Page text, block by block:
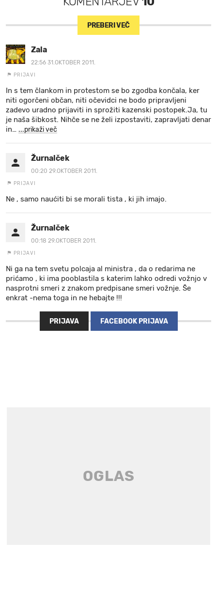
PREBERI VEČ
Zala
22:56 31.OKTOBER 2011.
PRIJAVI
In s tem člankom in protestom se bo zgodba končala, ker
niti ogorčeni občan, niti očevidci ne bodo pripravljeni
zadevo uradno prijaviti in sprožiti kazenski postopek.Ja, tu
je naša šibkost. Nihče se ne želi izpostaviti, zapravljati denar
in… ...prikaži več
Žurnalček
00:20 29.OKTOBER 2011.
PRIJAVI
Ne , samo naućiti bi se morali tista , ki jih imajo.
Žurnalček
00:18 29.OKTOBER 2011.
PRIJAVI
Ni ga na tem svetu polcaja al ministra , da o redarima ne
prićamo , ki ima pooblastila s katerim lahko odredi vožnjo v
nasprotni smeri z znakom predpisane smeri vožnje. Še
enkrat -nema toga in ne hebajte !!!
PRIJAVA FACEBOOK PRIJAVA